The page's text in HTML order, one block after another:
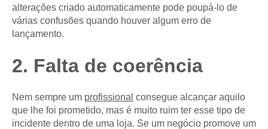
alterações criado automaticamente pode poupá-lo de
várias confusões quando houver algum erro de
lançamento.
2. Falta de coerência
Nem sempre um profissional consegue alcançar aquilo
que lhe foi prometido, mas é muito ruim ter esse tipo de
incidente dentro de uma loja. Se um negócio promove um